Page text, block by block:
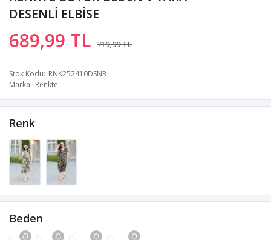
DESENLİ ELBİSE
689,99 TL 719,99 TL
Stok Kodu RNK252410DSN3
Marka Renkte
Renk
Beden